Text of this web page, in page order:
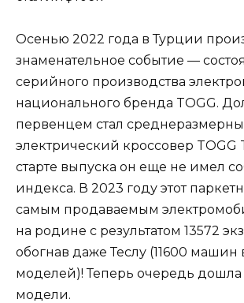
Осенью 2022 года в Турции
знаменательное событие —
серийного производства
национального бренда TOGG.
первенцем стал
электрический кроссовер TOGG
старте выпуска он еще не имел
индекса. В 2023 году этот
самым продаваемым
на родине с результатом 13572
обогнав даже Теслу (11600 машин
моделей)! Теперь очередь дошла
модели.